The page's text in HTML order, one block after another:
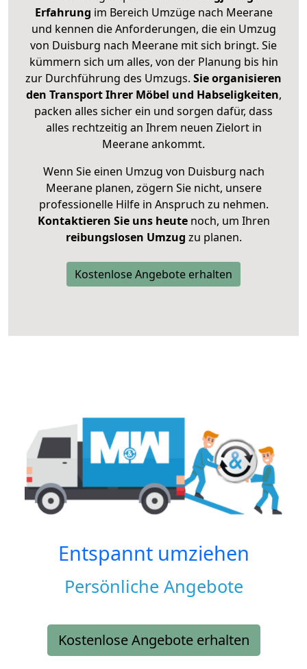
Erfahrung im Bereich Umzüge nach Meerane
und kennen die Anforderungen, die ein Umzug
von Duisburg nach Meerane mit sich bringt. Sie
kümmern sich um alles, von der Planung bis hin
zur Durchführung des Umzugs. Sie organisieren
den Transport Ihrer Möbel und Habseligkeiten,
packen alles sicher ein und sorgen dafür, dass
alles rechtzeitig an Ihrem neuen Zielort in
Meerane ankommt.
Wenn Sie einen Umzug von Duisburg nach
Meerane planen, zögern Sie nicht, unsere
professionelle Hilfe in Anspruch zu nehmen.
Kontaktieren Sie uns heutenoch, um Ihren
reibungslosen Umzug zu planen.
Kostenlose Angebote erhalten
Entspannt umziehen
Persönliche Angebote
Kostenlose Angebote erhalten